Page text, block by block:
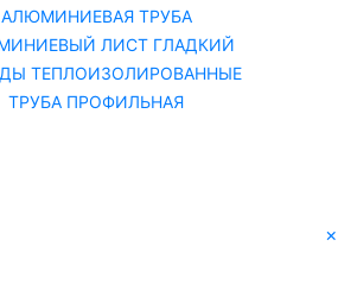
АЛЮМИНИЕВАЯ ТРУБА
ЛИСТ ГЛАДКИЙ
ТЕПЛОИЗОЛИРОВАННЫЕ
ТРУБА ПРОФИЛЬНАЯ
×